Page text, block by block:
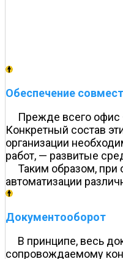
Обеспечение
Прежде всего офис
Конкретный состав
организации
работ, — развитые
Таким образом, при
автоматизации
Документооборот
В принципе, весь
сопровождаемому